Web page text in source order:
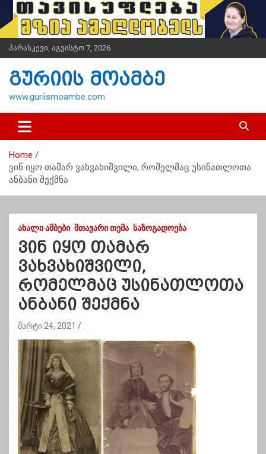
i
t
n
პარასკევი, აგვისტო 7, 2026
გურიის მოამბე
www.guriismoambe.com
Home
ვინ იყო თამარ ვახვახიშვილი, რომელმაც უსინათლოთა
ანბანი შექმნა
ᲐᲮᲐᲚᲘ ᲐᲛᲑᲔᲑᲘ ᲛᲗᲐᲕᲐᲠᲘ ᲗᲔᲛᲐ ᲡᲐᲖᲝᲒᲐᲓᲝᲔᲑᲐ
ვინ იყო თამარ
ვახვახიშვილი,
რომელმაც უსინათლოთა
ანბანი შექმნა
მარტი 24, 2021